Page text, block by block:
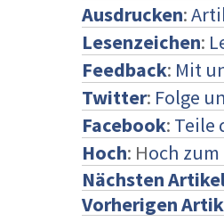
Ausdrucken:
Lesenzeichen:
Feedback: Mit
Twitter: Folge
Facebook: Teile
Hoch: Hoch
Nächsten
Vorherigen